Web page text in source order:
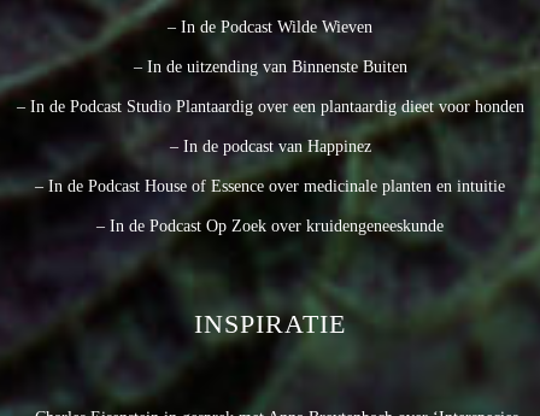
– In de Podcast Wilde Wieven
– In de uitzending van Binnenste Buiten
– In de Podcast Studio Plantaardig over een plantaardig dieet voor honden
– In de podcast van Happinez
– In de Podcast House of Essence over medicinale planten en intuitie
– In de Podcast Op Zoek over kruidengeneeskunde
INSPIRATIE